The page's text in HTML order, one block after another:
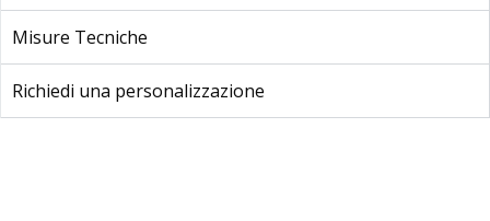
Misure Tecniche
Richiedi una personalizzazione